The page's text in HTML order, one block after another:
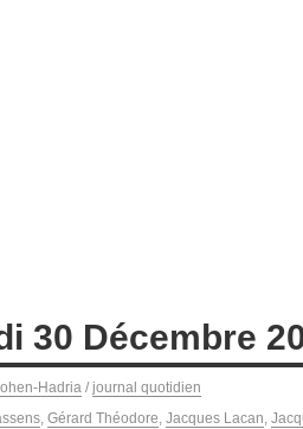
30 Décembre
Hadria / journal quotidien
Gérard Théodore Jacques Lacan